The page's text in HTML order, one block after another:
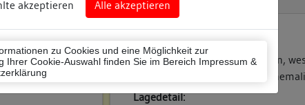
akzeptieren Alle akzeptieren
zu Cookies und eine Möglichkeit zur
Ihrer Cookie-Auswahl finden Sie im Bereich Impressum &
Umgebung, Lage:
Im Westen der Altstadt gelegen,
nördlich angrenzend an das
Lagedetail: